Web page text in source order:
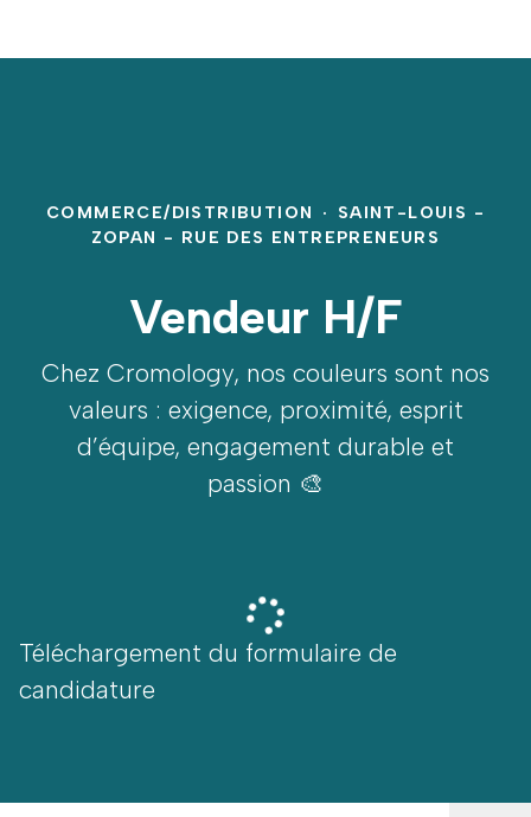
COMMERCE/DISTRIBUTION ·
SAINT-LOUIS -
ZOPAN - RUE DES ENTREPRENEURS
Vendeur H/F
Chez Cromology, nos couleurs sont nos
valeurs : exigence, proximité, esprit
d’équipe, engagement durable et
passion 🎨
Téléchargement du formulaire de
candidature